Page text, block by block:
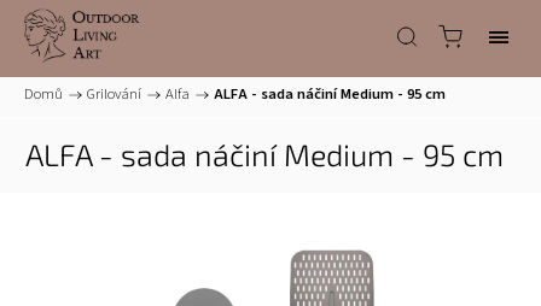
Domů / Grilování / Alfa / ALFA - sada náčiní Medium - 95 cm
ALFA - sada náčiní Medium - 95 cm